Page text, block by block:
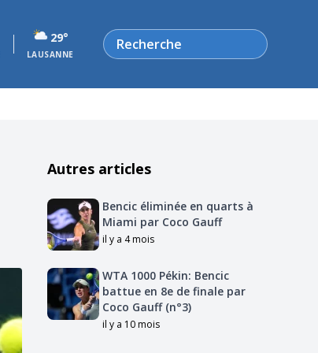
29°
LAUSANNE
Rechercher
Autres articles
Bencic éliminée en quarts à
Miami par Coco Gauff
il y a 4 mois
WTA 1000 Pékin: Bencic
battue en 8e de finale par
Coco Gauff (n°3)
il y a 10 mois